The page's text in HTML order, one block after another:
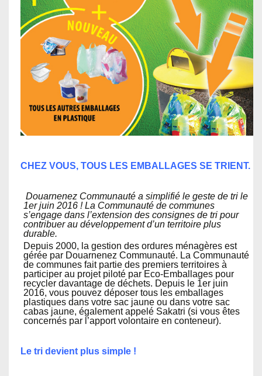
CHEZ VOUS, TOUS LES EMBALLAGES SE TRIENT.
Douarnenez Communauté a simplifié le geste de tri le
1er juin 2016 ! La Communauté de communes
s’engage dans l’extension des consignes de tri pour
contribuer au développement d’un territoire plus
durable.
Depuis 2000, la gestion des ordures ménagères est
gérée par Douarnenez Communauté. La Communauté
de communes fait partie des premiers territoires à
participer au projet piloté par Eco-Emballages pour
recycler davantage de déchets. Depuis le 1er juin
2016, vous pouvez déposer tous les emballages
plastiques dans votre sac jaune ou dans votre sac
cabas jaune, également appelé Sakatri (si vous êtes
concernés par l’apport volontaire en conteneur).
Le tri devient plus simple !